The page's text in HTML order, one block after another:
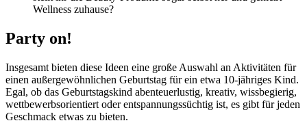
Wellness zuhause?
Party on!
Insgesamt bieten diese Ideen eine große Auswahl an Aktivitäten für
einen außergewöhnlichen Geburtstag für ein etwa 10-jähriges Kind.
Egal, ob das Geburtstagskind abenteuerlustig, kreativ, wissbegierig,
wettbewerbsorientiert oder entspannungssüchtig ist, es gibt für jeden
Geschmack etwas zu bieten.